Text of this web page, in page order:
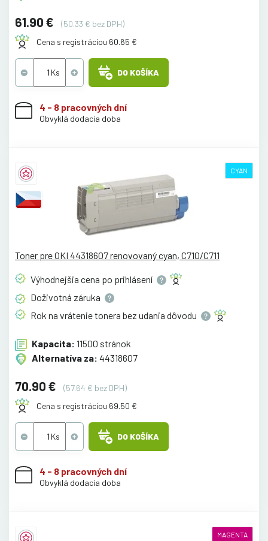
61.90 €
(50.33 € bez DPH)
Cena s registráciou 60.65 €
DO KOŠÍKA
4 - 8 pracovných dní
Obvyklá dodacia doba
CYAN
Toner pre OKI 44318607 renovovaný cyan, C710/C711
Výhodnejšia cena po prihlásení
Doživotná záruka
Rok na vrátenie tonera bez udania dôvodu
Kapacita: 11500 stránok
Alternatíva za: 44318607
70.90 €
(57.64 € bez DPH)
Cena s registráciou 69.50 €
DO KOŠÍKA
4 - 8 pracovných dní
Obvyklá dodacia doba
MAGENTA